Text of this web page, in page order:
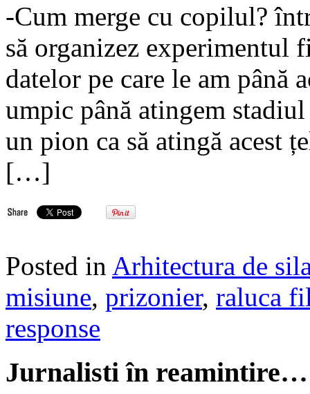
-Cum merge cu copilul?
să organizez experimentul
datelor pe care le am până
umpic până atingem
un pion ca să atingă acest
[…]
Posted in Arhitectura de
misiune, prizonier, raluca
response
Jurnalisti în reamintire…